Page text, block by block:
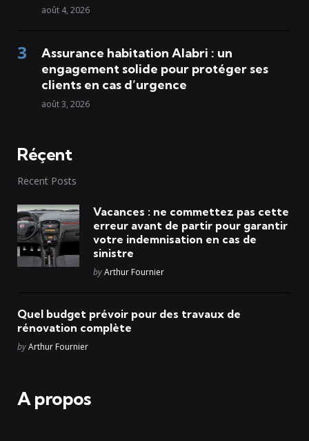
août 4, 2026
Assurance habitation Alabri : un
engagement solide pour protéger ses
clients en cas d’urgence
août 3, 2026
Réçent
Recent Posts
Vacances : ne commettez pas cette
erreur avant de partir pour garantir
votre indemnisation en cas de
sinistre
Posted
byArthur Fournier
Quel budget prévoir pour des travaux de
rénovation complète
Posted
byArthur Fournier
A propos